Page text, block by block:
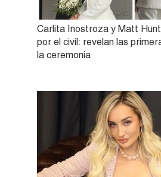
Carlita Inostroza y Matt
por el civil: revelan las
la ceremonia